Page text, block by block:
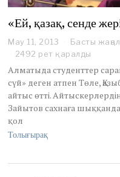
«Ей, қазақ, сенде
May 11, 2013
c
o
b
e
r
0
Басты
2492 рет қаралды
Алматыда студенттер
сүй» деген атпен Төле,
айтыс өтті.
Зайытов сахнаға
қол
Толығырақ